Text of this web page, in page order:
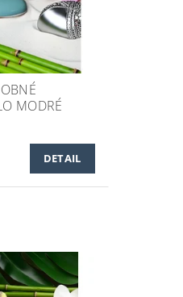
MODRÉ
DETAIL